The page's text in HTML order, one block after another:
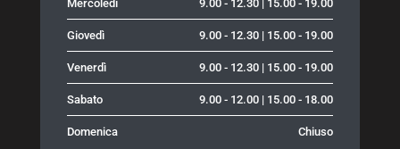
Mercoledì 9.00 - 12.30 | 15.00 - 19.00
Giovedì 9.00 - 12.30 | 15.00 - 19.00
Venerdì 9.00 - 12.30 | 15.00 - 19.00
Sabato 9.00 - 12.00 | 15.00 - 18.00
Domenica Chiuso